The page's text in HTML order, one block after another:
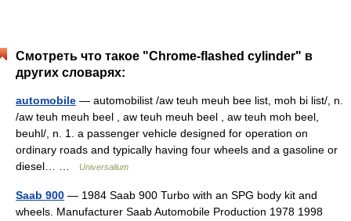
Смотреть что такое "Chrome-flashed cylinder" в
других словарях:
automobile — automobilist /aw teuh meuh bee list, moh bi list/, n.
/aw teuh meuh beel , aw teuh meuh beel , aw teuh moh beel,
beuhl/, n. 1. a passenger vehicle designed for operation on
ordinary roads and typically having four wheels and a gasoline or
diesel… …
Universalium
Saab 900 — 1984 Saab 900 Turbo with an SPG body kit and
wheels. Manufacturer Saab Automobile Production 1978 1998